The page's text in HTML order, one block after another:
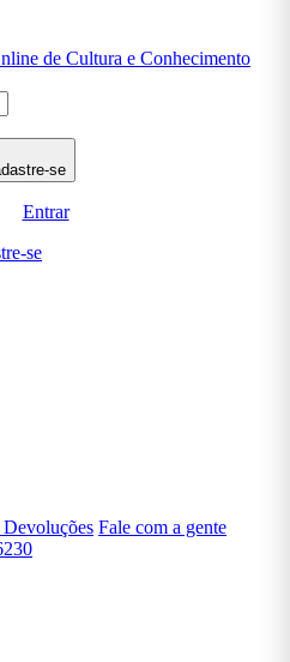
se
Entrar
se
Devoluções Fale com a gente